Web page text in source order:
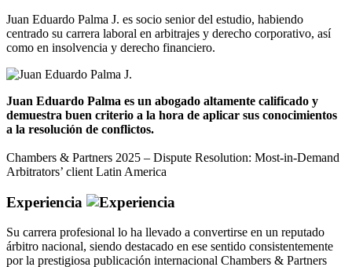
Juan Eduardo Palma J. es socio senior del estudio, habiendo
centrado su carrera laboral en arbitrajes y derecho corporativo, así
como en insolvencia y derecho financiero.
Juan Eduardo Palma es un abogado altamente calificado y
demuestra buen criterio a la hora de aplicar sus conocimientos
a la resolución de conflictos.
Chambers & Partners 2025 – Dispute Resolution: Most-in-Demand
Arbitrators’ client Latin America
Experiencia
Su carrera profesional lo ha llevado a convertirse en un reputado
árbitro nacional, siendo destacado en ese sentido consistentemente
por la prestigiosa publicación internacional Chambers & Partners